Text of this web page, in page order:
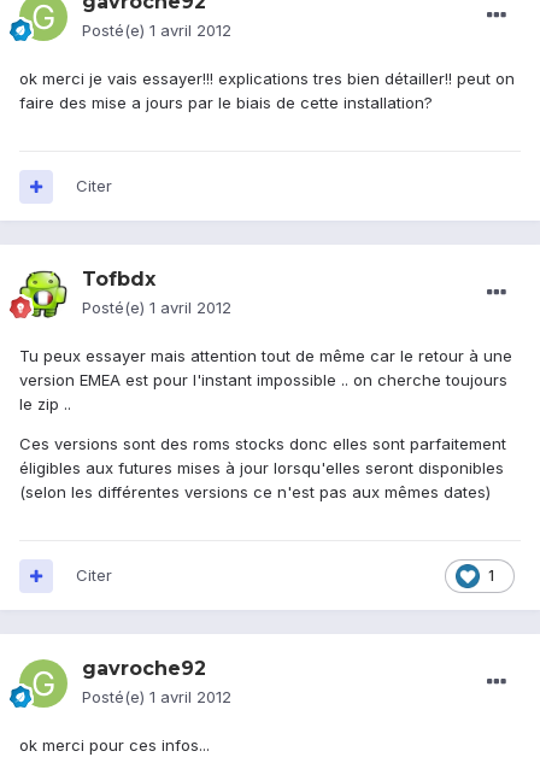
Posté(e) 1 avril 2012
ok merci je vais essayer!!! explications tres bien détailler!! peut on
faire des mise a jours par le biais de cette installation?
Citer
Tofbdx
Posté(e) 1 avril 2012
Tu peux essayer mais attention tout de même car le retour à une
version EMEA est pour l'instant impossible .. on cherche toujours
le zip ..
Ces versions sont des roms stocks donc elles sont parfaitement
éligibles aux futures mises à jour lorsqu'elles seront disponibles
(selon les différentes versions ce n'est pas aux mêmes dates)
1
Citer
gavroche92
Posté(e) 1 avril 2012
ok merci pour ces infos...